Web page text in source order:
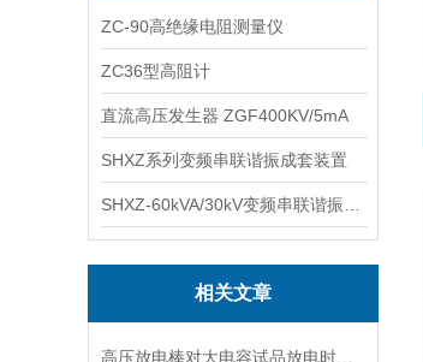
ZC-90高绝缘电阻测量仪
ZC36型高阻计
直流高压发生器 ZGF400KV/5mA
SHXZ系列变频串联谐振成套装置
相关文章